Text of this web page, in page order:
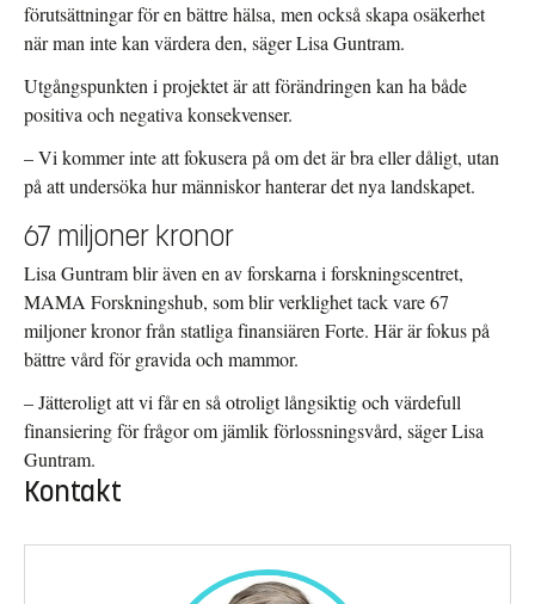
förutsättningar för en bättre hälsa, men också skapa osäkerhet
när man inte kan värdera den, säger Lisa Guntram.
Utgångspunkten i projektet är att förändringen kan ha både
positiva och negativa konsekvenser.
– Vi kommer inte att fokusera på om det är bra eller dåligt, utan
på att undersöka hur människor hanterar det nya landskapet.
67 miljoner kronor
Lisa Guntram blir även en av forskarna i forskningscentret,
MAMA Forskningshub, som blir verklighet tack vare 67
miljoner kronor från statliga finansiären Forte. Här är fokus på
bättre vård för gravida och mammor.
– Jätteroligt att vi får en så otroligt långsiktig och värdefull
finansiering för frågor om jämlik förlossningsvård, säger Lisa
Guntram.
Kontakt